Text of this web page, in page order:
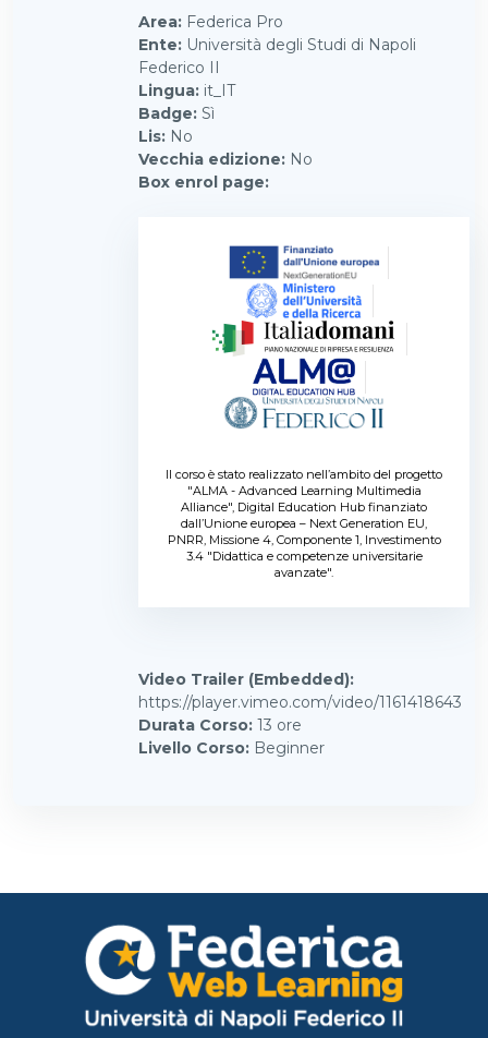
Area: Federica Pro
Ente: Università degli Studi di Napoli
Federico II
Lingua: it_IT
Badge: Sì
Lis: No
Vecchia edizione: No
Box enrol page:
Il corso è stato realizzato nell’ambito del progetto
"ALMA - Advanced Learning Multimedia
Alliance", Digital Education Hub finanziato
dall’Unione europea – Next Generation EU,
PNRR, Missione 4, Componente 1, Investimento
3.4 "Didattica e competenze universitarie
avanzate".
Video Trailer (Embedded):
https://player.vimeo.com/video/1161418643
Durata Corso: 13 ore
Livello Corso: Beginner